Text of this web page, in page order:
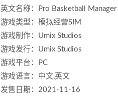
英文名称：Pro Basketball
游戏类型：模拟经营SIM
游戏制作：Umix Studios
游戏发行：Umix Studios
游戏平台：PC
游戏语言：中文,英文
发售日期：2021-11-16